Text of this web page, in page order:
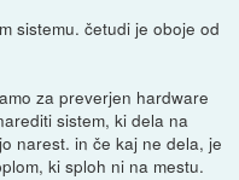
sistemu. četudi je oboje od
za preverjen hardware
sistem, ki dela na
narest. in če kaj ne dela, je
ki sploh ni na mestu.